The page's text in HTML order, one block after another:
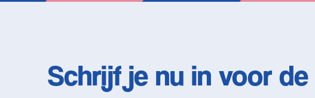
Schrijf je nu in voor